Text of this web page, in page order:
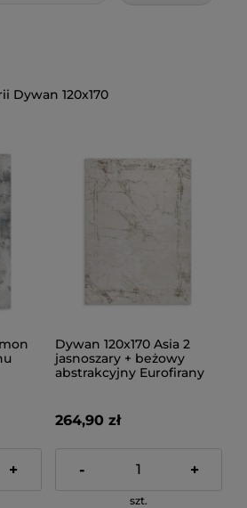
Dywan 120x170
+
Dywan 120x170 Asia 2
jasnoszary + beżowy
abstrakcyjny Eurofirany
264,90 zł
- +
szt.